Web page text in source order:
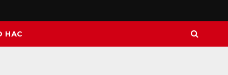
НАС